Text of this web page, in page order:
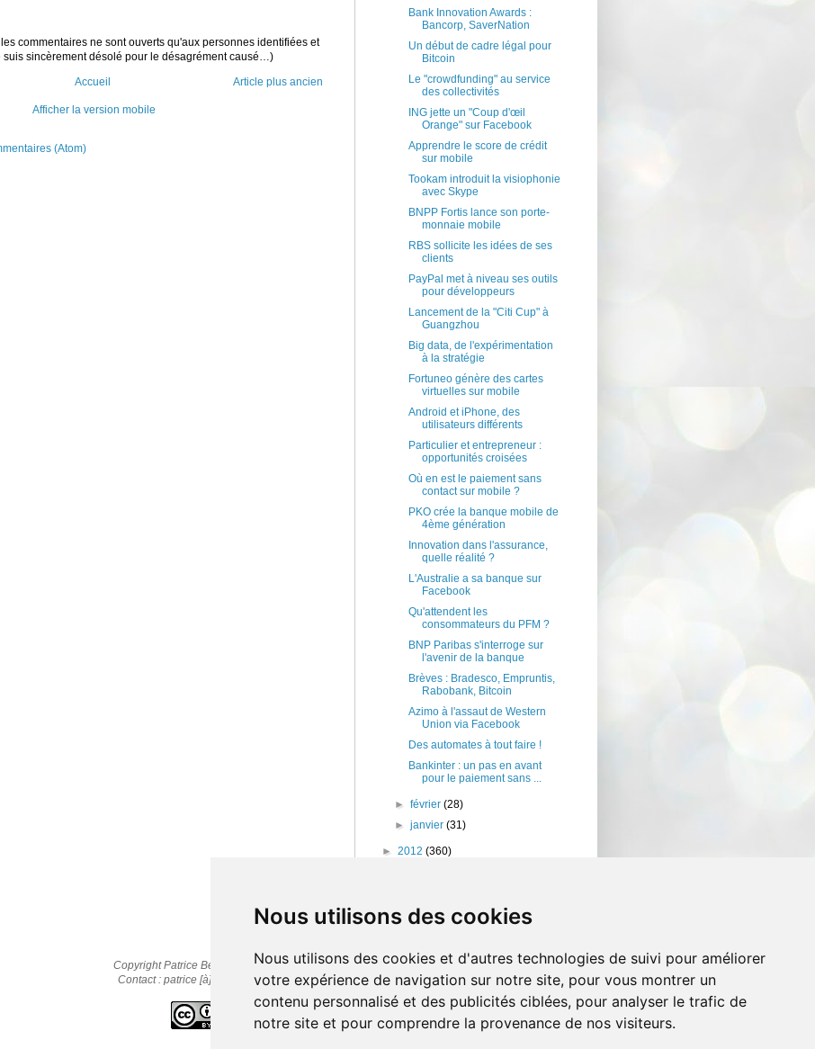
Nous utilisons des cookies
Nous utilisons des cookies et d'autres technologies de suivi pour améliorer
votre expérience de navigation sur notre site, pour vous montrer un
contenu personnalisé et des publicités ciblées, pour analyser le trafic de
notre site et pour comprendre la provenance de nos visiteurs.
commentaires ne sont ouverts qu'aux personnes identifiées et
suis sincèrement désolé pour le désagrément causé…)
Article plus ancien
Accueil
Afficher la version mobile
(Atom)
Bank Innovation Awards :
Bancorp, SaverNation
Un début de cadre légal pour
Bitcoin
Le "crowdfunding" au service
des collectivités
ING jette un "Coup d'œil
Orange" sur Facebook
Apprendre le score de crédit
sur mobile
Tookam introduit la visiophonie
avec Skype
BNPP Fortis lance son porte-
monnaie mobile
RBS sollicite les idées de ses
clients
PayPal met à niveau ses outils
pour développeurs
Lancement de la "Citi Cup" à
Guangzhou
Big data, de l'expérimentation
à la stratégie
Fortuneo génère des cartes
virtuelles sur mobile
Android et iPhone, des
utilisateurs différents
Particulier et entrepreneur :
opportunités croisées
Où en est le paiement sans
contact sur mobile ?
PKO crée la banque mobile de
4ème génération
Innovation dans l'assurance,
quelle réalité ?
L'Australie a sa banque sur
Facebook
Qu'attendent les
consommateurs du PFM ?
BNP Paribas s'interroge sur
l'avenir de la banque
Brèves : Bradesco, Empruntis,
Rabobank, Bitcoin
Azimo à l'assaut de Western
Union via Facebook
Des automates à tout faire !
Bankinter : un pas en avant
pour le paiement sans ...
►février(28)
►janvier(31)
► 2012 (360)
Copyright Patrice Bernard © 2010-2025
Contact : patrice [à] cestpasmonidee.fr